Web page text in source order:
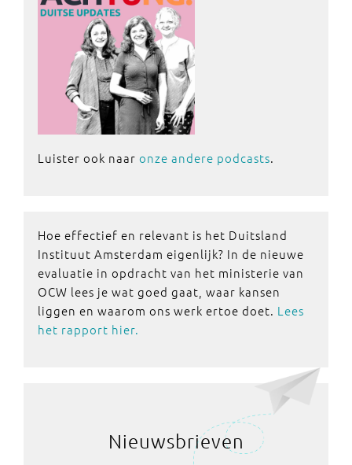
Luister ook naar onze andere podcasts.
Hoe effectief en relevant is het Duitsland
Instituut Amsterdam eigenlijk? In de nieuwe
evaluatie in opdracht van het ministerie van
OCW lees je wat goed gaat, waar kansen
liggen en waarom ons werk ertoe doet. Lees
het rapport hier.
Nieuwsbrieven